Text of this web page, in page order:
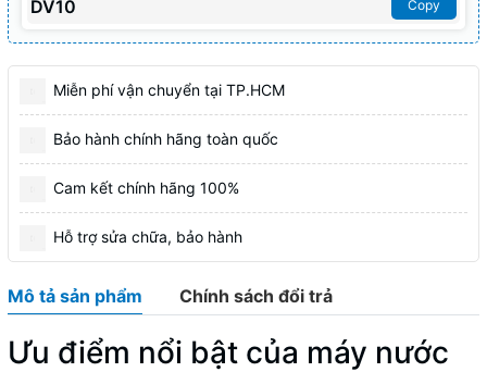
DV10 Copy
Miễn phí vận chuyển tại TP.HCM
Bảo hành chính hãng toàn quốc
Cam kết chính hãng 100%
Hỗ trợ sửa chữa, bảo hành
Mô tả sản phẩm Chính sách đổi trả
Ưu điểm nổi bật của máy nước